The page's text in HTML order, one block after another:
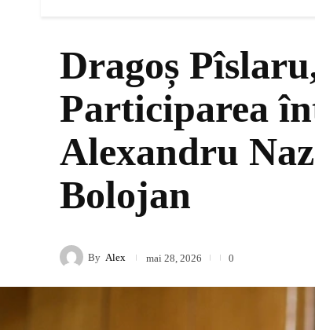
Dragoș
Participarea
Alexandru
Bolojan
By Alex mai 28, 2026 0